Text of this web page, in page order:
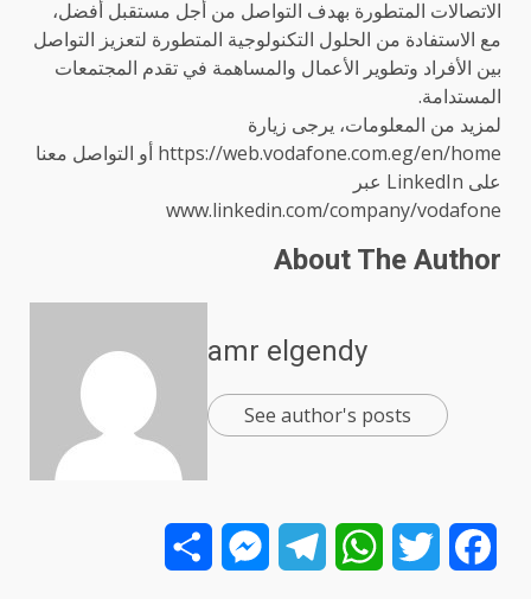
الاتصالات المتطورة بهدف التواصل من أجل مستقبل أفضل،
مع الاستفادة من الحلول التكنولوجية المتطورة لتعزيز التواصل
بين الأفراد وتطوير الأعمال والمساهمة في تقدم المجتمعات
المستدامة.
لمزيد من المعلومات، يرجى زيارة
https://web.vodafone.com.eg/en/home أو التواصل معنا
على LinkedIn عبر
www.linkedin.com/company/vodafone
About The Author
amr elgendy
See author's posts
Facebook
Twitter
WhatsApp
Telegram
Messenger